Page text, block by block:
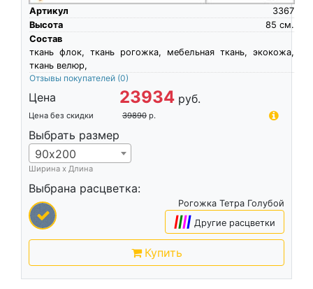
Артикул
3367
Высота
см.
85
Состав
ткань флок, ткань рогожка, мебельная ткань, экокожа,
ткань велюр,
Отзывы покупателей (0)
Цена 23934 руб.
Цена без скидки 39890 р.
Выбрать размер
90х200
Ширина х Длина
Выбрана расцветка:
Рогожка Тетра Голубой
|||| Другие расцветки
Купить